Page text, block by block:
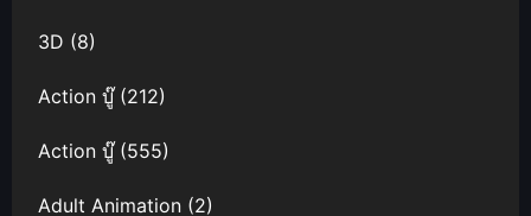
3D (8)
Action บู๊(212)
Action บู๊(555)
Adult Animation (2)